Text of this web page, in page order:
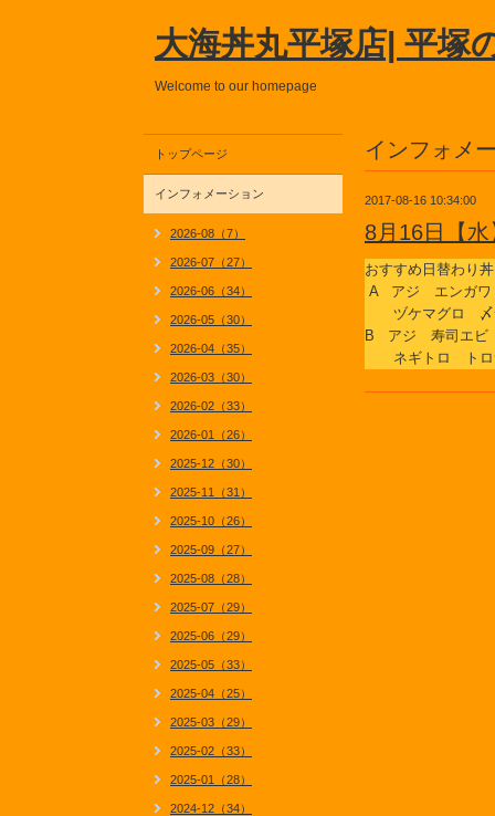
大海丼丸平塚店| 平塚
Welcome to our homepage
インフォメ
2017-08-16 10:34:00
8月16日【
おすすめ日替わり丼
A アジ エンガワ
ヅケマグロ 〆
B アジ 寿司エビ
ネギトロ トロ
トップページ
インフォメーション
2026-08（7）
2026-07（27）
2026-06（34）
2026-05（30）
2026-04（35）
2026-03（30）
2026-02（33）
2026-01（26）
2025-12（30）
2025-11（31）
2025-10（26）
2025-09（27）
2025-08（28）
2025-07（29）
2025-06（29）
2025-05（33）
2025-04（25）
2025-03（29）
2025-02（33）
2025-01（28）
2024-12（34）